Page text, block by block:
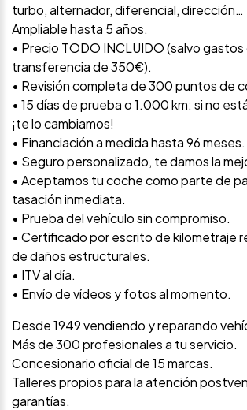
turbo, alternador, diferencial, dirección…
Ampliable hasta 5 años.
• Precio TODO INCLUIDO (salvo gastos
transferencia de 350€).
• Revisión completa de 300 puntos de
• 15 días de prueba o 1.000 km: si no
¡te lo cambiamos!
• Financiación a medida hasta 96 meses.
• Seguro personalizado, te damos la
• Aceptamos tu coche como parte de
tasación inmediata.
• Prueba del vehículo sin compromiso.
• Certificado por escrito de kilometraje
de daños estructurales.
• ITV al día.
• Envío de vídeos y fotos al momento.
Desde 1949 vendiendo y reparando
Más de 300 profesionales a tu servicio.
Concesionario oficial de 15 marcas.
Talleres propios para la atención
garantías.